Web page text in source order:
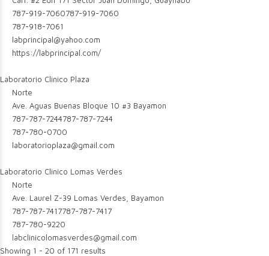
787-919-7060787-919-7060
787-918-7061
labprincipal@yahoo.com
https://labprincipal.com/
Laboratorio Clinico Plaza
Norte
Ave. Aguas Buenas Bloque 10 #3 Bayamon
787-787-7244787-787-7244
787-780-0700
laboratorioplaza@gmail.com
Laboratorio Clinico Lomas Verdes
Norte
Ave. Laurel Z-39 Lomas Verdes, Bayamon
787-787-7417787-787-7417
787-780-9220
labclinicolomasverdes@gmail.com
Showing 1 - 20 of 171 results